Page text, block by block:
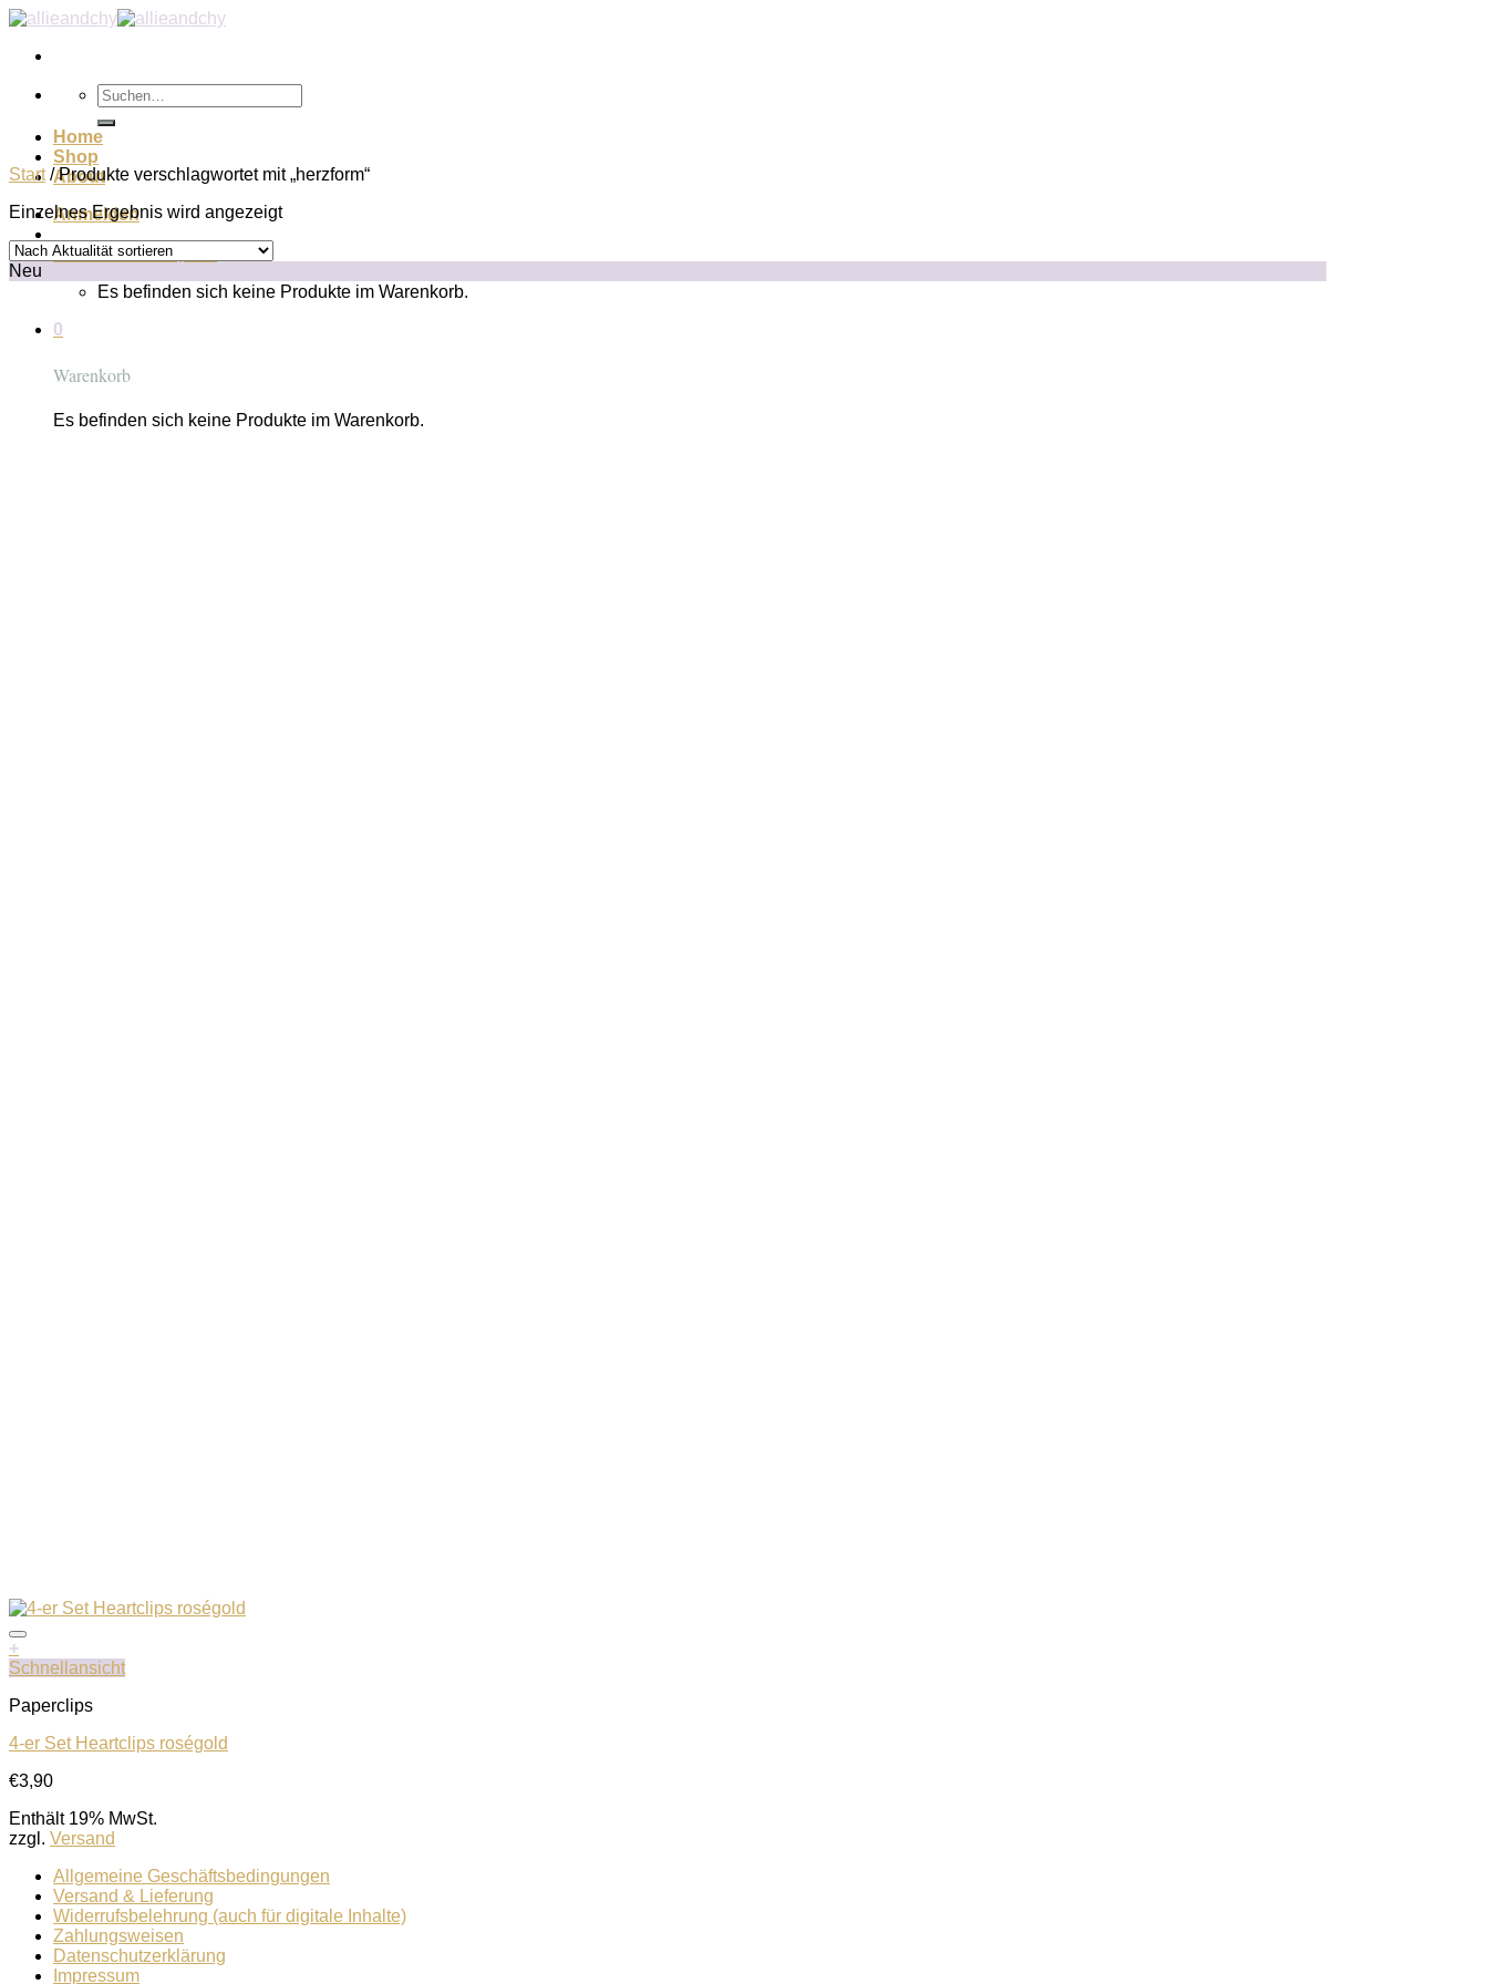
Zum
springen
Suchen
nach:
Home
Shop
About
Anmelden
Warenkorb /€0,00
Es befinden sich keine Produkte im Warenkorb.
0
Warenkorb
Es befinden sich keine Produkte im Warenkorb.
Start /Produkte verschlagwortet mit „herzform“
Einzelnes Ergebnis wird angezeigt
Neu
+
Schnellansicht
Paperclips
4-er Set Heartclips roségold
€3,90
Enthält 19% MwSt.
zzgl. Versand
Allgemeine Geschäftsbedingungen
Versand & Lieferung
Widerrufsbelehrung (auch für digitale Inhalte)
Zahlungsweisen
Datenschutzerklärung
Impressum